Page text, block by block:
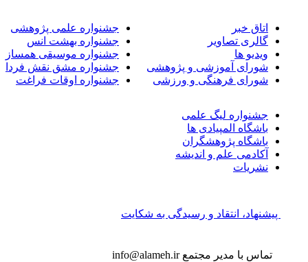
اتاق خبر
گالری تصاویر
ویدیو ها
شورای آموزشی و پژوهشی
شورای فرهنگی و ورزشی
جشنواره علمی پژوهشی
جشنواره بهشت انس
جشنواره موسیقی همساز
جشنواره مشق نقش فردا
جشنواره اوقات فراغت
جشنواره لیگ علمی
باشگاه المپیادی ها
باشگاه پژوهشگران
آکادمی علم و اندیشه
نشریات
پیشنهاد، انتقاد و رسیدگی به شکایت
تماس با مدیر مجتمعinfo@alameh.ir